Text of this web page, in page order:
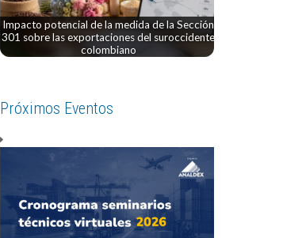
Impacto potencial de la medida de la Sección
301 sobre las exportaciones del suroccidente
colombiano
Próximos Eventos